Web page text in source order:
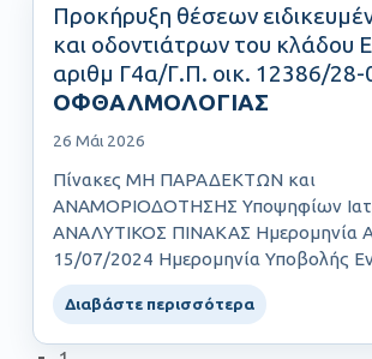
Προκήρυξη θέσεων
και οδοντιάτρων του κλάδου
αριθμ Γ4α/Γ.Π. οικ. 12386/28-
ΟΦΘΑΛΜΟΛΟΓΙΑΣ
26 Μάι 2026
Πίνακες ΜΗ ΠΑΡΑΔΕΚΤΩΝ και
ΑΝΑΜΟΡΙΟΔΟΤΗΣΗΣ Υποψηφίων
ΑΝΑΛΥΤΙΚΟΣ ΠΙΝΑΚΑΣ Ημερομηνία
15/07/2024 Ημερομηνία Υποβολής
έως και: 19/07/2024……
Διαβάστε περισσότερα